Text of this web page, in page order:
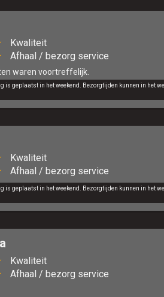
Kwaliteit
Afhaal / bezorg service
waren voortreffelijk.
is geplaatst in het weekend. Bezorgtijden kunnen in het
Kwaliteit
Afhaal / bezorg service
is geplaatst in het weekend. Bezorgtijden kunnen in het
Kwaliteit
Afhaal / bezorg service